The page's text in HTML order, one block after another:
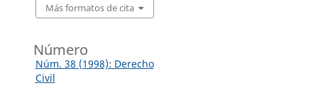
Más formatos de cita
Número
Núm. 38 (1998): Derecho
Civil